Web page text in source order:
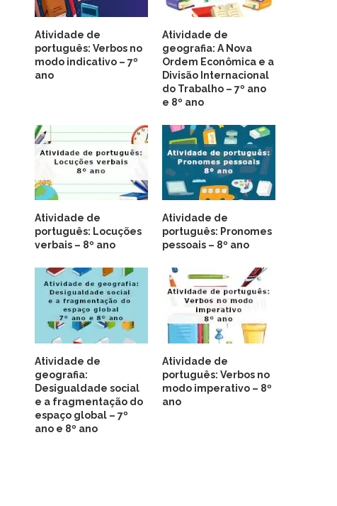
Atividade de
português: Verbos no
modo indicativo – 7º
ano
Atividade de
geografia: A Nova
Ordem Econômica e a
Divisão Internacional
do Trabalho – 7º ano
e 8º ano
Atividade de
português: Locuções
verbais – 8º ano
Atividade de
português: Pronomes
pessoais – 8º ano
Atividade de
geografia:
Desigualdade social
e a fragmentação do
espaço global – 7º
ano e 8º ano
Atividade de
português: Verbos no
modo imperativo – 8º
ano